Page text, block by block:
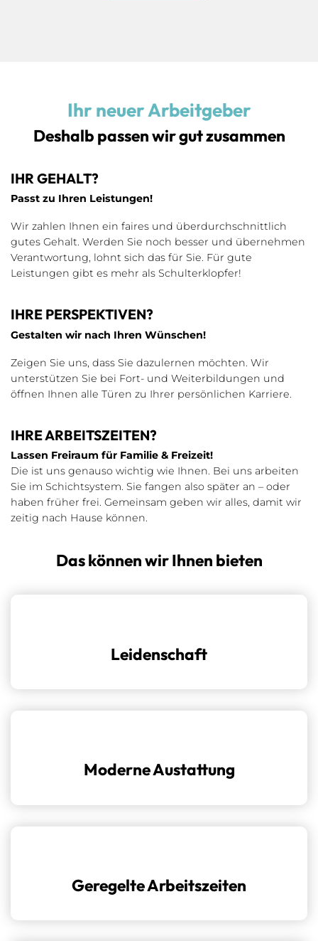
Ihr neuer Arbeitgeber
Deshalb passen wir gut zusammen
IHR GEHALT?
Passt zu Ihren Leistungen!
Wir zahlen Ihnen ein faires und überdurchschnittlich
gutes Gehalt. Werden Sie noch besser und übernehmen
Verantwortung, lohnt sich das für Sie. Für gute
Leistungen gibt es mehr als Schulterklopfer!
IHRE PERSPEKTIVEN?
Gestalten wir nach Ihren Wünschen!
Zeigen Sie uns, dass Sie dazulernen möchten. Wir
unterstützen Sie bei Fort- und Weiterbildungen und
öffnen Ihnen alle Türen zu Ihrer persönlichen Karriere.
IHRE ARBEITSZEITEN?
Lassen Freiraum für Familie & Freizeit!
Die ist uns genauso wichtig wie Ihnen. Bei uns arbeiten
Sie im Schichtsystem. Sie fangen also später an – oder
haben früher frei. Gemeinsam geben wir alles, damit wir
zeitig nach Hause können.
Das können wir Ihnen bieten
Leidenschaft
Moderne Austattung
Geregelte Arbeitszeiten